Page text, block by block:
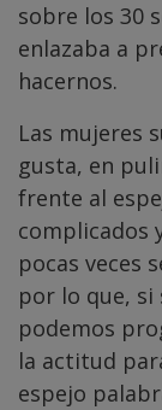
sobre los 30
enlazaba a
hacernos.
Las mujeres
gusta, en
frente al
complicados
pocas veces
por lo que, si
podemos
la actitud
espejo